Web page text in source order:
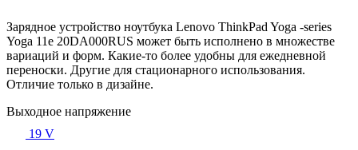
Зарядное устройство ноутбука Lenovo ThinkPad Yoga -series
Yoga 11e 20DA000RUS может быть исполнено в множестве
вариаций и форм. Какие-то более удобны для ежедневной
переноски. Другие для стационарного использования.
Отличие только в дизайне.
Выходное напряжение
19 V